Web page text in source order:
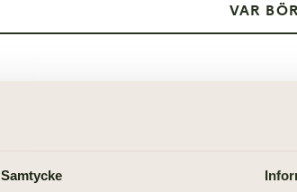
Samtycke
VAR